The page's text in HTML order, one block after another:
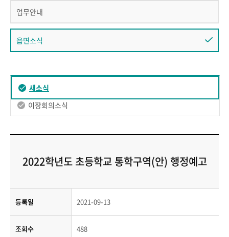
업무안내
읍면소식
새소식
이장회의소식
2022학년도 초등학교 통학구역(안) 행정예고
등록일 2021-09-13
조회수 488